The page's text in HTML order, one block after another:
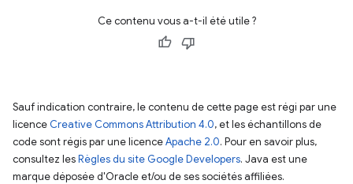
Ce contenu vous a-t-il été utile ?
Sauf indication contraire, le contenu de cette page est régi par une
licence Creative Commons Attribution 4.0, et les échantillons de
code sont régis par une licenceApache 2.0. Pour en savoir plus,
consultez lesRègles du site Google Developers. Java est une
marque déposée d'Oracle et/ou de ses sociétés affiliées.